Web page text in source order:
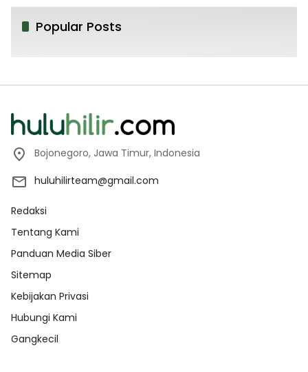
Popular Posts
Bojonegoro, Jawa Timur, Indonesia
huluhilirteam@gmail.com
Redaksi
Tentang Kami
Panduan Media Siber
Sitemap
Kebijakan Privasi
Hubungi Kami
Gangkecil